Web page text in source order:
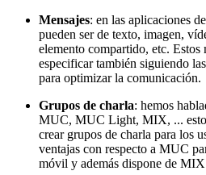
Mensajes: en las aplicaciones
pueden ser de texto, imagen,
elemento compartido, etc. Estos
especificar también siguiendo
para optimizar la comunicación.
Grupos de charla: hemos
MUC, MUC Light, MIX, ...
crear grupos de charla para los
ventajas con respecto a MUC
móvil y además dispone de